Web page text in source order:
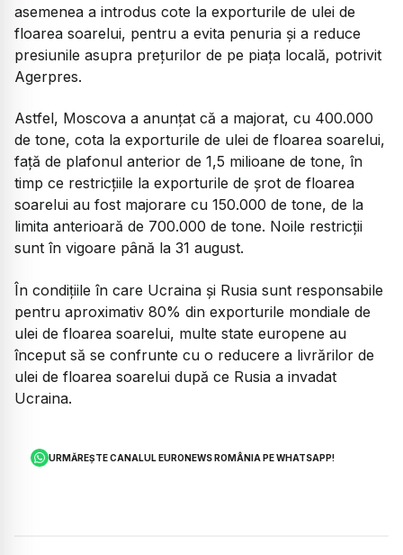
asemenea a introdus cote la exporturile de ulei de
floarea soarelui, pentru a evita penuria şi a reduce
presiunile asupra preţurilor de pe piaţa locală, potrivit
Agerpres.
Astfel, Moscova a anunţat că a majorat, cu 400.000
de tone, cota la exporturile de ulei de floarea soarelui,
faţă de plafonul anterior de 1,5 milioane de tone, în
timp ce restricţiile la exporturile de şrot de floarea
soarelui au fost majorare cu 150.000 de tone, de la
limita anterioară de 700.000 de tone. Noile restricţii
sunt în vigoare până la 31 august.
În condiţiile în care Ucraina şi Rusia sunt responsabile
pentru aproximativ 80% din exporturile mondiale de
ulei de floarea soarelui, multe state europene au
început să se confrunte cu o reducere a livrărilor de
ulei de floarea soarelui după ce Rusia a invadat
Ucraina.
URMĂREȘTE CANALUL EURONEWS ROMÂNIA PE WHATSAPP!